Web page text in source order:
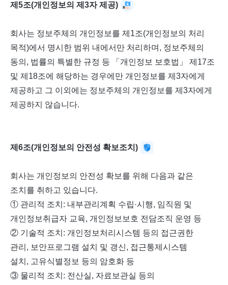
제5조(개인정보의 제3자 제공)
회사는 정보주체의 개인정보를 제1조(개인정보의 처리
목적)에서 명시한 범위 내에서만 처리하며, 정보주체의
동의, 법률의 특별한 규정 등 「개인정보 보호법」 제17조
및 제18조에 해당하는 경우에만 개인정보를 제3자에게
제공하고 그 이외에는 정보주체의 개인정보를 제3자에게
제공하지 않습니다.
제6조(개인정보의 안전성 확보조치)
회사는 개인정보의 안전성 확보를 위해 다음과 같은
조치를 취하고 있습니다.
① 관리적 조치: 내부관리계획 수립·시행, 임직원 및
개인정보취급자 교육, 개인정보보호 전담조직 운영 등
② 기술적 조치: 개인정보처리시스템 등의 접근권한
관리, 보안프로그램 설치 및 갱신, 접근통제시스템
설치, 고유식별정보 등의 암호화 등
③ 물리적 조치: 전산실, 자료보관실 등의